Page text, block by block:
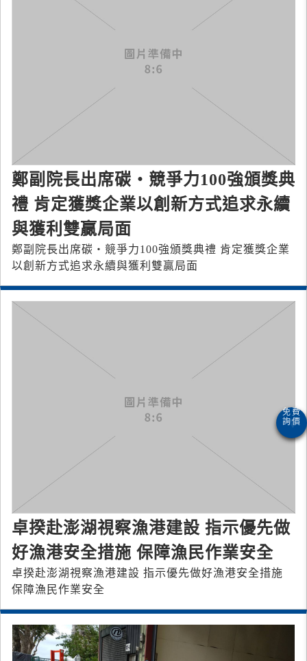
鄭副院長出席碳‧競爭力100強頒獎典
禮 肯定獲獎企業以創新方式追求永續
與獲利雙贏局面
鄭副院長出席碳‧競爭力100強頒獎典禮 肯定獲獎企業
以創新方式追求永續與獲利雙贏局面
卓揆赴澎湖視察漁港建設 指示優先做
好漁港安全措施 保障漁民作業安全
卓揆赴澎湖視察漁港建設 指示優先做好漁港安全措施
保障漁民作業安全